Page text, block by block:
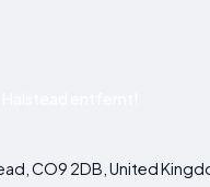
CO9 2DB, United